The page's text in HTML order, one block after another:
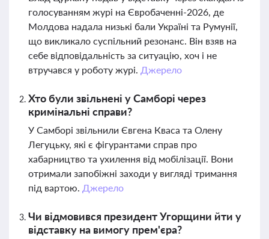
голосуванням журі на Євробаченні-2026, де
Молдова надала низькі бали Україні та Румунії,
що викликало суспільний резонанс. Він взяв на
себе відповідальність за ситуацію, хоч і не
втручався у роботу журі. Джерело
Хто були звільнені у Самборі через
кримінальні справи?
У Самборі звільнили Євгена Кваса та Олену
Легуцьку, які є фігурантами справ про
хабарництво та ухилення від мобілізації. Вони
отримали запобіжні заходи у вигляді тримання
під вартою. Джерело
Чи відмовився президент Угорщини йти у
відставку на вимогу прем'єра?